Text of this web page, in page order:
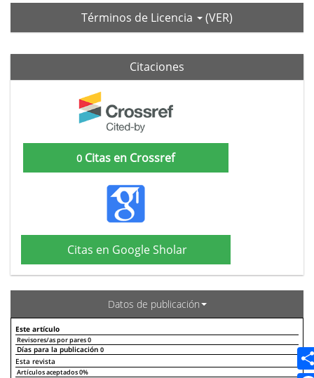
Términos de Licencia
(VER)
Citaciones
0 Citas en Crossref
Citas en Google Sholar
Datos de publicación
Este artículo
Revisores/as por pares0
Días para la publicación 0
Declaraciones de autoría
Esta revista
Artículos aceptados0%